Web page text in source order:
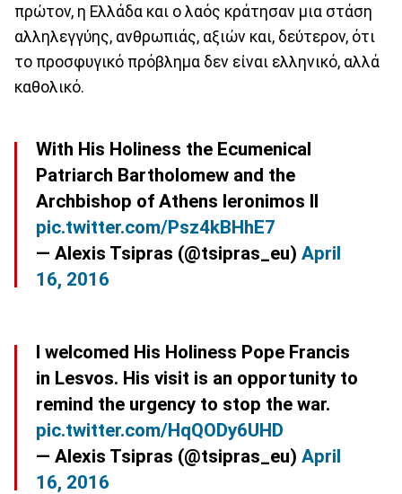
πρώτον, η Ελλάδα και ο λαός κράτησαν μια στάση
αλληλεγγύης, ανθρωπιάς, αξιών και, δεύτερον, ότι
το προσφυγικό πρόβλημα δεν είναι ελληνικό, αλλά
καθολικό.
With His Holiness the Ecumenical
Patriarch Bartholomew and the
Archbishop of Athens Ieronimos II
pic.twitter.com/Psz4kBHhE7
— Alexis Tsipras (@tsipras_eu) April
16, 2016
I welcomed His Holiness Pope Francis
in Lesvos. His visit is an opportunity to
remind the urgency to stop the war.
pic.twitter.com/HqQODy6UHD
— Alexis Tsipras (@tsipras_eu) April
16, 2016